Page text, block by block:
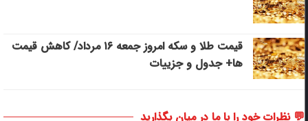
قیمت طلا و سکه امروز جمعه ۱۶ مرداد/ کاهش قیمت
ها+ جدول و جزییات
💬 نظرات خود را با ما در میان بگذارید